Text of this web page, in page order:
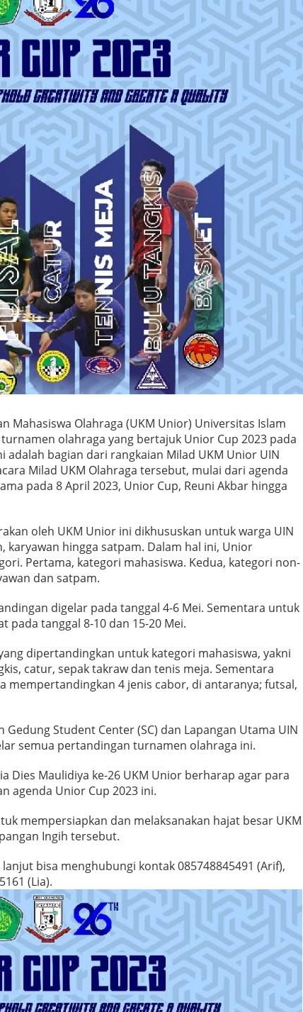
Mahasiswa Olahraga (UKM Unior) Universitas Islam
olahraga yang bertajuk Unior Cup 2023 pada
adalah bagian dari rangkaian Milad UKM Unior UIN
Milad UKM Olahraga tersebut, mulai dari agenda
pada 8 April 2023, Unior Cup, Reuni Akbar hingga
oleh UKM Unior ini dikhususkan untuk warga UIN
karyawan hingga satpam. Dalam hal ini, Unior
Pertama, kategori mahasiswa. Kedua, kategori non-
dan satpam.
digelar pada tanggal 4-6 Mei. Sementara untuk
pada tanggal 8-10 dan 15-20 Mei.
dipertandingkan untuk kategori mahasiswa, yakni
catur, sepak takraw dan tenis meja. Sementara
mempertandingkan 4 jenis cabor, di antaranya; futsal,
Student Center (SC) dan Lapangan Utama UIN
semua pertandingan turnamen olahraga ini.
Dies Maulidiya ke-26 UKM Unior berharap agar para
agenda Unior Cup 2023 ini.
mempersiapkan dan melaksanakan hajat besar UKM
Ingih tersebut.
bisa menghubungi kontak 085748845491 (Arif),
(Lia).